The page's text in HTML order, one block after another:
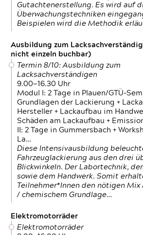
Gutachtenerstellung. Es wird auf
Überwachungstechniken
Beispielen wird die Methodik
Ausbildung zum
nicht einzeln buchbar)
Termin 8/10: Ausbildung zum
Lacksachverständigen
9.00—16.30 Uhr
Modul I: 2 Tage in Plauen/GTÜ-
Grundlagen der Lackierung +
Hersteller + Lackaufbau im
Schäden am Lackaufbau +
II: 2 Tage in Gummersbach +
La…
Diese Intensivausbildung
Fahrzeuglackierung aus den drei
Blickwinkeln. Der Labortechnik,
sowie dem Handwerk. Somit
Teilnehmer*Innen den nötigen
/ chemischem Grundlage…
Elektromotorräder
Elektromotorräder